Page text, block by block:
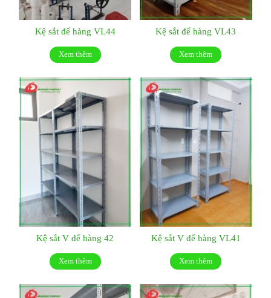
Kệ sắt để hàng VL44
Xem thêm
Kệ sắt để hàng VL43
Xem thêm
Kệ sắt V để hàng 42
Xem thêm
Kệ sắt V để hàng VL41
Xem thêm